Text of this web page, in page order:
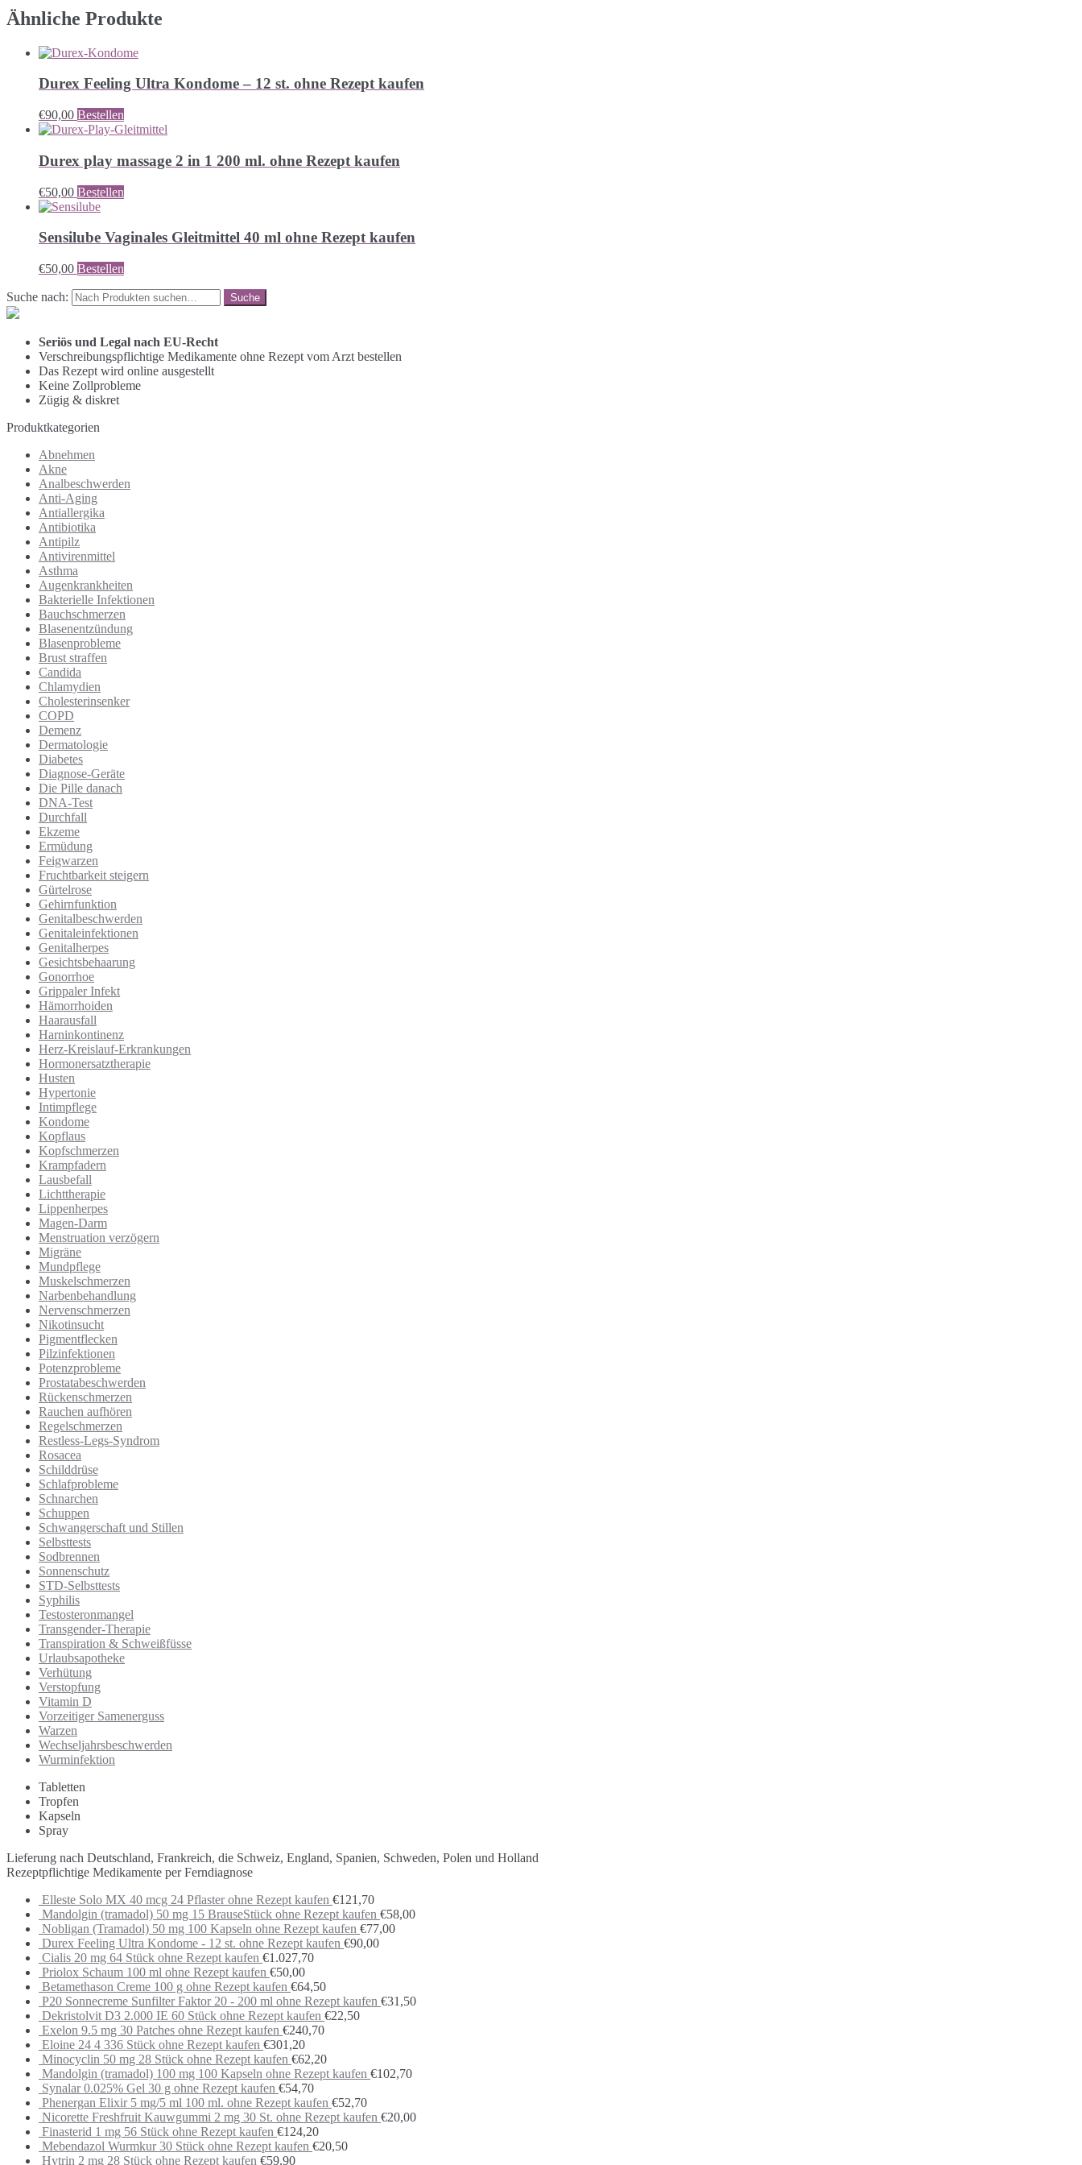
Ähnliche Produkte
Durex Feeling Ultra Kondome – 12 st. ohne Rezept kaufen
€90,00 Bestellen
Durex play massage 2 in 1 200 ml. ohne Rezept kaufen
€50,00 Bestellen
Sensilube Vaginales Gleitmittel 40 ml ohne Rezept kaufen
€50,00 Bestellen
Suche nach:
Seriös und Legal nach EU-Recht
Verschreibungspflichtige Medikamente ohne Rezept vom Arzt bestellen
Das Rezept wird online ausgestellt
Keine Zollprobleme
Zügig & diskret
Produktkategorien
Abnehmen
Akne
Analbeschwerden
Anti-Aging
Antiallergika
Antibiotika
Antipilz
Antivirenmittel
Asthma
Augenkrankheiten
Bakterielle Infektionen
Bauchschmerzen
Blasenentzündung
Blasenprobleme
Brust straffen
Candida
Chlamydien
Cholesterinsenker
COPD
Demenz
Dermatologie
Diabetes
Diagnose-Geräte
Die Pille danach
DNA-Test
Durchfall
Ekzeme
Ermüdung
Feigwarzen
Fruchtbarkeit steigern
Gürtelrose
Gehirnfunktion
Genitalbeschwerden
Genitaleinfektionen
Genitalherpes
Gesichtsbehaarung
Gonorrhoe
Grippaler Infekt
Hämorrhoiden
Haarausfall
Harninkontinenz
Herz-Kreislauf-Erkrankungen
Hormonersatztherapie
Husten
Hypertonie
Intimpflege
Kondome
Kopflaus
Kopfschmerzen
Krampfadern
Lausbefall
Lichttherapie
Lippenherpes
Magen-Darm
Menstruation verzögern
Migräne
Mundpflege
Muskelschmerzen
Narbenbehandlung
Nervenschmerzen
Nikotinsucht
Pigmentflecken
Pilzinfektionen
Potenzprobleme
Prostatabeschwerden
Rückenschmerzen
Rauchen aufhören
Regelschmerzen
Restless-Legs-Syndrom
Rosacea
Schilddrüse
Schlafprobleme
Schnarchen
Schuppen
Schwangerschaft und Stillen
Selbsttests
Sodbrennen
Sonnenschutz
STD-Selbsttests
Syphilis
Testosteronmangel
Transgender-Therapie
Transpiration & Schweißfüsse
Urlaubsapotheke
Verhütung
Verstopfung
Vitamin D
Vorzeitiger Samenerguss
Warzen
Wechseljahrsbeschwerden
Wurminfektion
Tabletten
Tropfen
Kapseln
Spray
Lieferung nach Deutschland, Frankreich, die Schweiz, England, Spanien, Schweden, Polen und Holland
Rezeptpflichtige Medikamente per Ferndiagnose
Elleste Solo MX 40 mcg 24 Pflaster ohne Rezept kaufen €121,70
Mandolgin (tramadol) 50 mg 15 BrauseStück ohne Rezept kaufen €58,00
Nobligan (Tramadol) 50 mg 100 Kapseln ohne Rezept kaufen €77,00
Durex Feeling Ultra Kondome - 12 st. ohne Rezept kaufen €90,00
Cialis 20 mg 64 Stück ohne Rezept kaufen €1.027,70
Priolox Schaum 100 ml ohne Rezept kaufen €50,00
Betamethason Creme 100 g ohne Rezept kaufen €64,50
P20 Sonnecreme Sunfilter Faktor 20 - 200 ml ohne Rezept kaufen €31,50
Dekristolvit D3 2.000 IE 60 Stück ohne Rezept kaufen €22,50
Exelon 9.5 mg 30 Patches ohne Rezept kaufen €240,70
Eloine 24 4 336 Stück ohne Rezept kaufen €301,20
Minocyclin 50 mg 28 Stück ohne Rezept kaufen €62,20
Mandolgin (tramadol) 100 mg 100 Kapseln ohne Rezept kaufen €102,70
Synalar 0.025% Gel 30 g ohne Rezept kaufen €54,70
Phenergan Elixir 5 mg/5 ml 100 ml. ohne Rezept kaufen €52,70
Nicorette Freshfruit Kauwgummi 2 mg 30 St. ohne Rezept kaufen €20,00
Finasterid 1 mg 56 Stück ohne Rezept kaufen €124,20
Mebendazol Wurmkur 30 Stück ohne Rezept kaufen €20,50
Hytrin 2 mg 28 Stück ohne Rezept kaufen €59,90